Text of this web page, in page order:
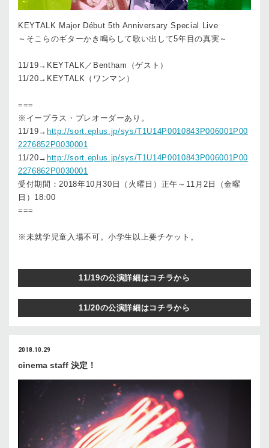
KEYTALK Major Début 5th Anniversary Special Live
～そこらのギターかき鳴らして歌い出して5年目の真実～
11/19→KEYTALK／Bentham（ゲスト）
11/20→KEYTALK（ワンマン）
===
※イープラス・プレオーダーあり。
11/19→ http://sort.eplus.jp/sys/T1U14P0010843P006001P00
2276852P0030001
11/20→ http://sort.eplus.jp/sys/T1U14P0010843P006001P00
2276862P0030001
受付期間：2018年10月30日（火曜日）正午～11月2日（金曜
日）18:00
===
※未就学児童入場不可。小学生以上要チケット。
11/19の公演詳細はコチラから
11/20の公演詳細はコチラから
2018.10.29
cinema staff 決定！